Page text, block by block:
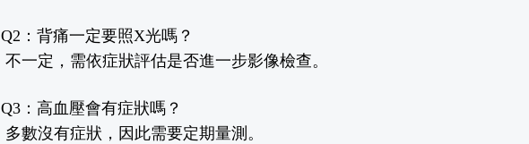
Q2 ：背痛一定要照X光嗎？
不一定，需依症狀評估是否進一步影像檢查。
Q3 ：高血壓會有症狀嗎？
多數沒有症狀，因此需要定期量測。